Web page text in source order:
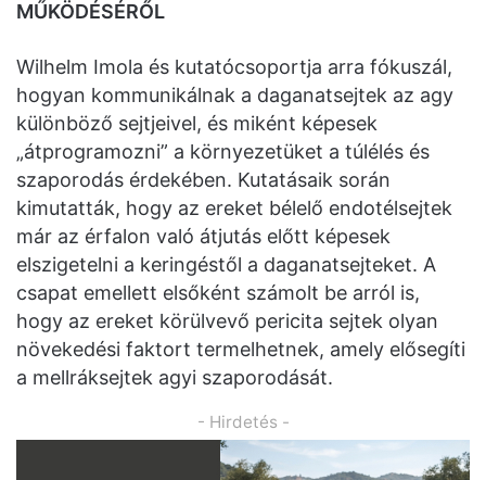
MŰKÖDÉSÉRŐL
Wilhelm Imola és kutatócsoportja arra fókuszál,
hogyan kommunikálnak a daganatsejtek az agy
különböző sejtjeivel, és miként képesek
„átprogramozni” a környezetüket a túlélés és
szaporodás érdekében. Kutatásaik során
kimutatták, hogy az ereket bélelő endotélsejtek
már az érfalon való átjutás előtt képesek
elszigetelni a keringéstől a daganatsejteket. A
csapat emellett elsőként számolt be arról is,
hogy az ereket körülvevő pericita sejtek olyan
növekedési faktort termelhetnek, amely elősegíti
a mellráksejtek agyi szaporodását.
- Hirdetés -